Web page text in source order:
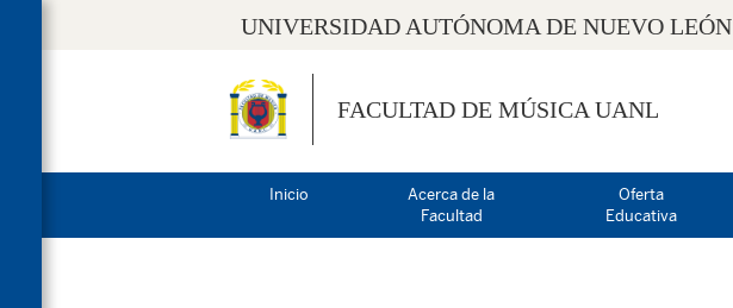
UNIVERSIDAD AUTÓNOMA DE NUEVO LEÓN
FACULTAD DE MÚSICA UANL
Inicio
Acerca de la
Facultad
Oferta
Educativa